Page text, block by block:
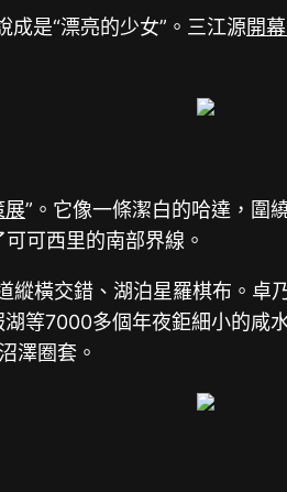
成是“漂亮的少女”。三江源開
展”。它像一條潔白的哈達，圍
可西里的南部界線。
橫交錯、湖泊星羅棋布。
等7000多個年夜鉅細小的
澤圈套。